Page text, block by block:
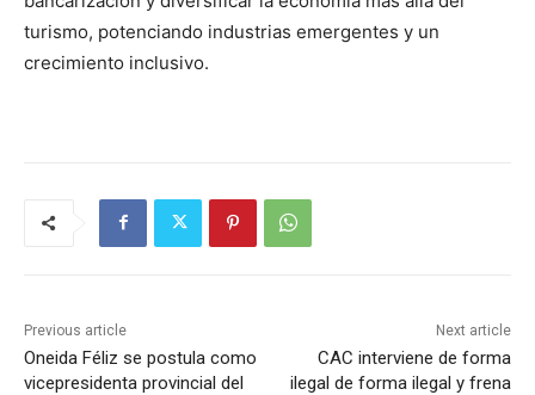
turismo, potenciando industrias emergentes y un
crecimiento inclusivo.
Previous article
Oneida Féliz se postula como
vicepresidenta provincial del
Next article
CAC interviene de forma
ilegal de forma ilegal y frena